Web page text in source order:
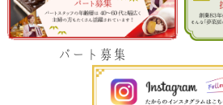
パート募集